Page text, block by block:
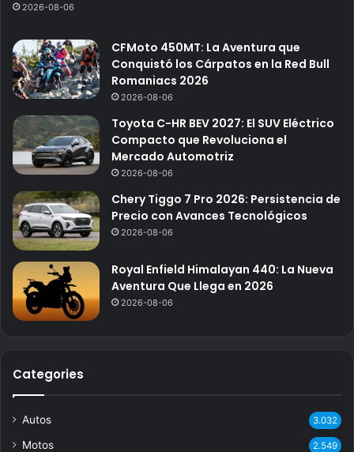
2026-08-06
CFMoto 450MT: La Aventura que
Conquistó los Cárpatos en la Red Bull
Romaniacs 2026
2026-08-06
Toyota C-HR BEV 2027: El SUV Eléctrico
Compacto que Revoluciona el
Mercado Automotriz
2026-08-06
Chery Tiggo 7 Pro 2026: Persistencia de
Precio con Avances Tecnológicos
2026-08-06
Royal Enfield Himalayan 440: La Nueva
Aventura Que Llega en 2026
2026-08-06
Categories
Autos 3.032
Motos 2.549